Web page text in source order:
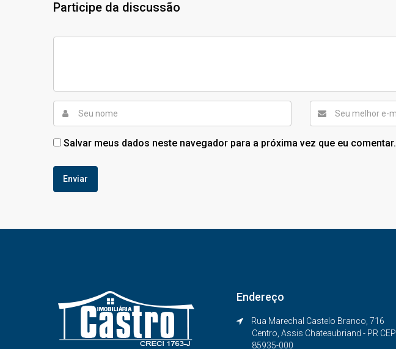
Participe da discussão
Salvar meus dados neste navegador para a próxima vez que eu comentar.
Endereço
Rua Marechal Castelo Branco, 716
Centro, Assis Chateaubriand - PR CEP
85935-000